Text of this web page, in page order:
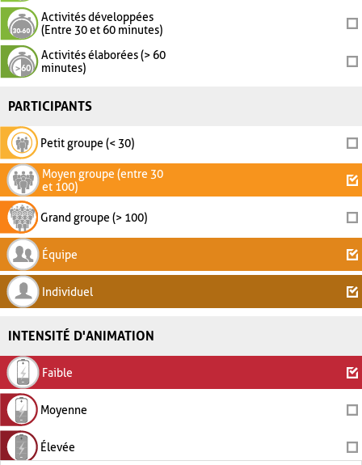
Activités développées
(Entre 30 et 60 minutes)
Activités élaborées (> 60
minutes)
PARTICIPANTS
Petit groupe (< 30)
Moyen groupe (entre 30
et 100)
Grand groupe (> 100)
Équipe
Individuel
INTENSITÉ D'ANIMATION
Faible
Moyenne
Élevée